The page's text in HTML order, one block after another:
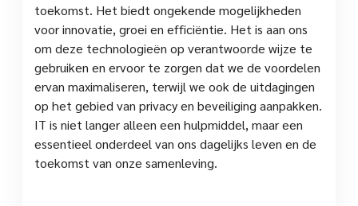
toekomst. Het biedt ongekende mogelijkheden
voor innovatie, groei en efficiëntie. Het is aan ons
om deze technologieën op verantwoorde wijze te
gebruiken en ervoor te zorgen dat we de voordelen
ervan maximaliseren, terwijl we ook de uitdagingen
op het gebied van privacy en beveiliging aanpakken.
IT is niet langer alleen een hulpmiddel, maar een
essentieel onderdeel van ons dagelijks leven en de
toekomst van onze samenleving.